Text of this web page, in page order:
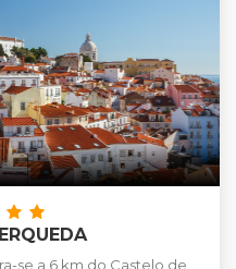
se a 6 km do Castelo de